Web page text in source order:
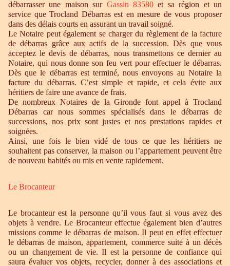
débarrasser une maison sur Gassin 83580 et sa région et un
service que Trocland Débarras est en mesure de vous proposer
dans des délais courts en assurant un travail soigné.
Le Notaire peut également se charger du règlement de la facture
de débarras grâce aux actifs de la succession. Dès que vous
acceptez le devis de débarras, nous transmettons ce dernier au
Notaire, qui nous donne son feu vert pour effectuer le débarras.
Dès que le débarras est terminé, nous envoyons au Notaire la
facture du débarras. C’est simple et rapide, et cela évite aux
héritiers de faire une avance de frais.
De nombreux Notaires de la Gironde font appel à Trocland
Débarras car nous sommes spécialisés dans le débarras de
successions, nos prix sont justes et nos prestations rapides et
soignées.
Ainsi, une fois le bien vidé de tous ce que les héritiers ne
souhaitent pas conserver, la maison ou l’appartement peuvent être
de nouveau habités ou mis en vente rapidement.
Le Brocanteur
Le brocanteur est la personne qu’il vous faut si vous avez des
objets à vendre. Le Brocanteur effectue également bien d’autres
missions comme le débarras de maison. Il peut en effet effectuer
le débarras de maison, appartement, commerce suite à un décès
ou un changement de vie. Il est la personne de confiance qui
saura évaluer vos objets, recycler, donner à des associations et